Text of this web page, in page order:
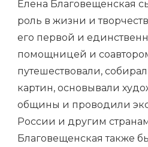
Елена Благовещенская
роль в жизни и
его первой и
помощницей и
путешествовали,
картин, основывали
общины и проводили
России и другим
Благовещенская также